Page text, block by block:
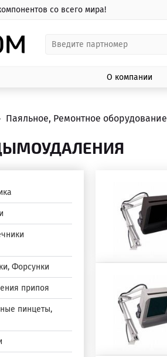
со всего мира!
О компании
Паяльное, Ремонтное оборудование
Форсунки
припоя
пинцеты,